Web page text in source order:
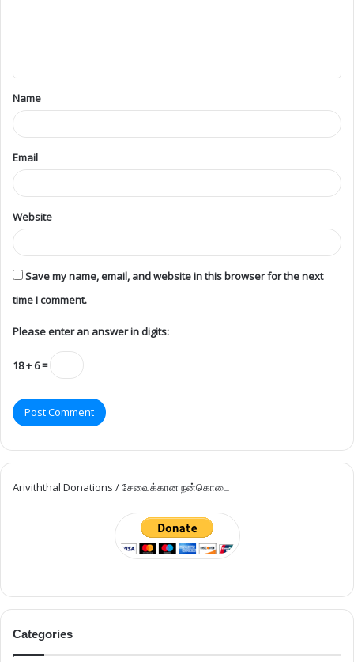
Name
Email
Website
Save my name, email, and website in this browser for the next
time I comment.
Please enter an answer in digits:
18 + 6 =
Ariviththal Donations / சேவைக்கான நன்கொடை
Categories